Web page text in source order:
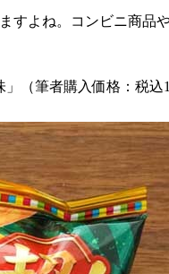
よね。コンビニ商品
（筆者購入価格：税